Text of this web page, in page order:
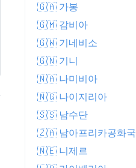
🇬🇦 가봉
🇬🇲 감비아
🇬🇼 기네비소
🇬🇳 기니
🇳🇦 나미비아
🇳🇬 나이지리아
🇸🇸 남수단
🇿🇦 남아프리카공화국
🇳🇪 니제르